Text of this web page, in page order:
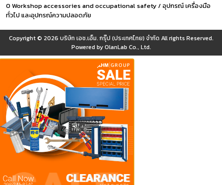
0 Workshop accessories and occupational safety / อุปกรณ์ เครื่องมือ
ทั่วไป และอุปกรณ์ความปลอดภัย
Copyright © 2026 บริษัท เอช.เอ็ม. กรุ๊ป (ประเทศไทย) จำกัด All rights Reserved.
Powered byOlanLab Co., Ltd.